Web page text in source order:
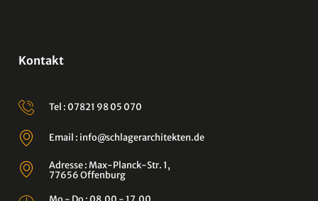
Kontakt
Tel : 07821 98 05 070
Email : info@schlagerarchitekten.de
Adresse : Max-Planck-Str. 1,
77656 Offenburg
Mo - Do : 08.00 - 17.00